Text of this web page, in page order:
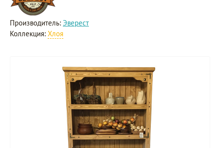
Производитель: Эверест
Коллекция: Хлоя